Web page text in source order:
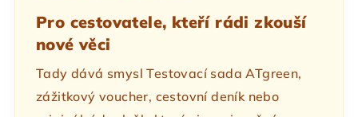
Pro cestovatele, kteří rádi zkouší
nové věci
Tady dává smysl Testovací sada ATgreen,
zážitkový voucher, cestovní deník nebo